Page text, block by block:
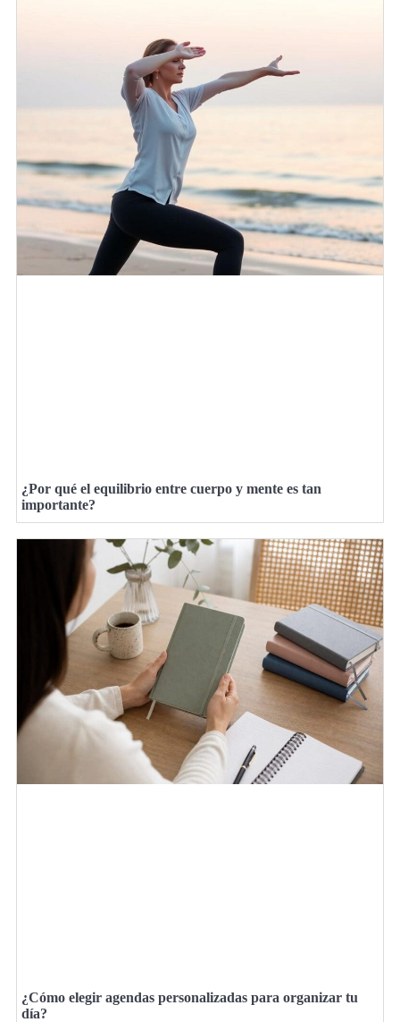
¿Por qué el equilibrio entre cuerpo y mente es tan
importante?
¿Cómo elegir agendas personalizadas para organizar tu
día?